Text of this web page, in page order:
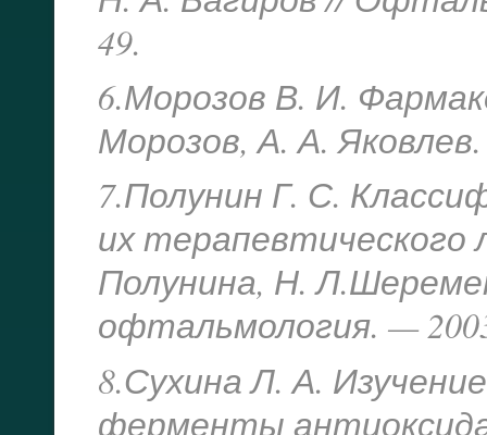
49.
6.Морозов В. И.
Морозов, А. А.
7.Полунин Г. С.
их терапевтического
Полунина, Н.
офтальмология. —
8.Сухина Л. А.
ферменты